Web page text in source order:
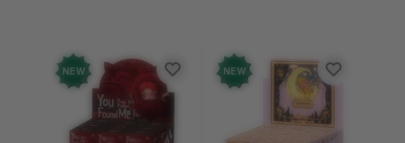
NEW NEW